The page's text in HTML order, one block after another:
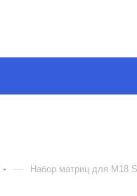
— Набор матриц для M18